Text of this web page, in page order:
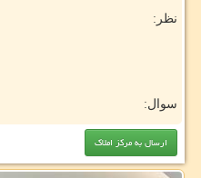
نظر:
سوال: